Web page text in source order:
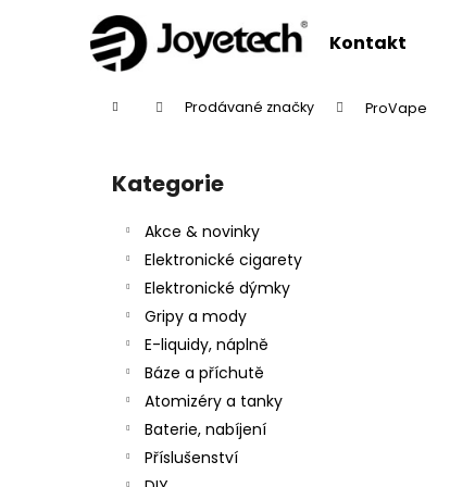
Kontakt
Domů Prodávané značky ProVape
Přeskočit
kategorie
Kategorie
Akce & novinky
Elektronické cigarety
Elektronické dýmky
Gripy a mody
E-liquidy, náplně
Báze a příchutě
Atomizéry a tanky
Baterie, nabíjení
Příslušenství
Zpět
Zpět